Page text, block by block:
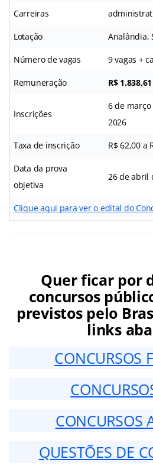
Carreiras
Lotação Analândia,
Número de vagas 9 vagas +
Remuneração R$
Inscrições
6 de
2026
Taxa de inscrição R$ 62,00 a
Data da prova
objetiva
26 de abril
Clique aqui para ver o edital do
Quer ficar por
concursos
previstos pelo
links
CONCURSOS
CONCURSOS
QUESTÕES DE